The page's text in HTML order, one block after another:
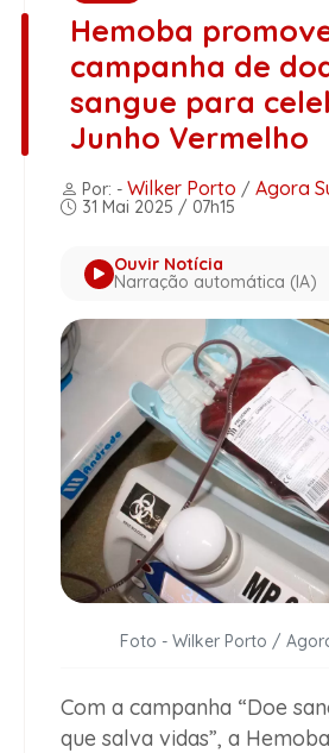
Hemoba
campanha de
sangue para
Junho Vermelho
Por: - Wilker Porto / Agora
31 Mai 2025 / 07h15
Ouvir Notícia
Narração automática (IA)
Foto - Wilker Porto /
Com a campanha “Doe
que salva vidas”, a